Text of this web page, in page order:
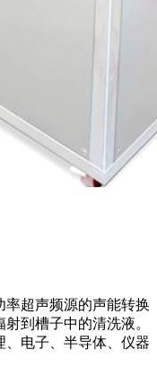
率超声频源的声能转换
到槽子中的清洗液。
电子、半导体、仪器